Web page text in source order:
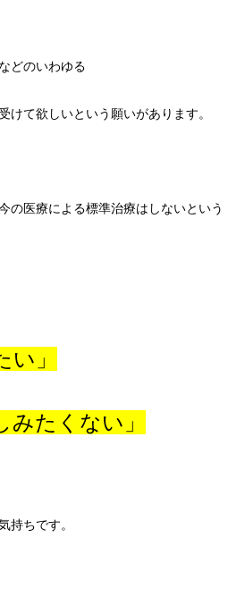
どのいわゆる
けて欲しいという願いがあります。
の医療による標準治療はしないという
い」
みたくない」
持ちです。